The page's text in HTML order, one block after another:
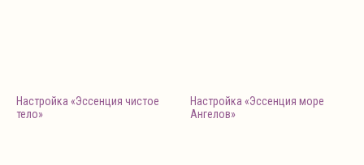
Настройка «Эссенция чистое
тело»
Настройка «Эссенция море
Ангелов»